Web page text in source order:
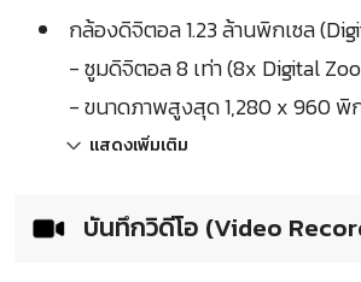
กล้องดิจิตอล 1.23 ล้านพิกเซล
- ซูมดิจิตอล 8 เท่า (8x Digital
- ขนาดภาพสูงสุด 1,280 x 960 พิ
แสดงเพิ่มเติม
บันทึกวิดีโอ (Video